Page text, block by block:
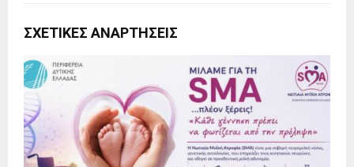
ΣΧΕΤΙΚΈΣ ΑΝΑΡΤΉΣΕΙΣ